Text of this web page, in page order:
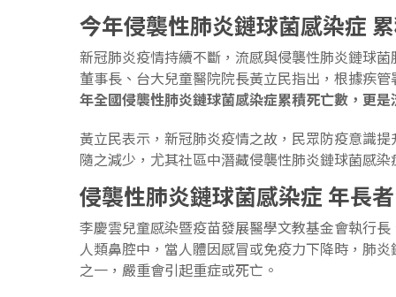
今年侵襲性肺炎鏈球菌感染症
新冠肺炎疫情持續不斷，流感與侵襲性肺炎鏈球
董事長、台大兒童醫院院長黃立民指出，根據疾
年全國侵襲性肺炎鏈球菌感染症累積死亡數，更
黃立民表示，新冠肺炎疫情之故，民眾防疫意識
隨之減少，尤其社區中潛藏侵襲性肺炎鏈球菌感染
侵襲性肺炎鏈球菌感染症 年長
李慶雲兒童感染暨疫苗發展醫學文教基金會執行
人類鼻腔中，當人體因感冒或免疫力下降時，肺
之一，嚴重會引起重症或死亡。